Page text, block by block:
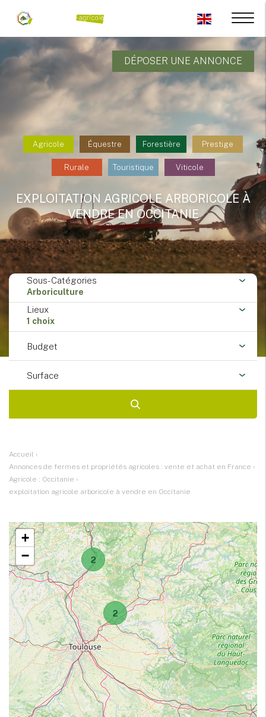
DÉPOSER UNE ANNONCE
Agricole Équestre Forestière Prestige
Rurale Touristique Viticole
EXPLOITATION AGRICOLE ARBORICOLE À
VENDRE EN OCCITANIE
Sous-Catégories
Arboriculture
Lieux
1 choix
Budget
Surface
Accueil ›
Annonces de fermes et propriétés agricoles : vente et achat en France ›
Agricole : Occitanie ›
exploitation agricole arboricole à vendre en Occitanie
2
2
+
−